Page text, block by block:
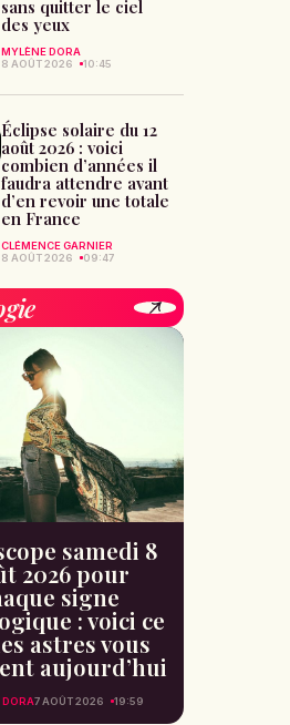
sans quitter le ciel
des yeux
MYLÈNE DORA
8 AOÛT 2026
10:45
Éclipse solaire du 12
août 2026 : voici
combien d’années il
faudra attendre avant
d’en revoir une totale
en France
CLÉMENCE GARNIER
8 AOÛT 2026
09:47
samedi 8
2026 pour
signe
: voici ce
astres vous
aujourd’hui
7 AOÛT 2026 19:59